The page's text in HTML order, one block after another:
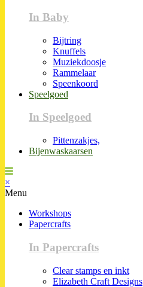
In Baby
Bijtring
Knuffels
Muziekdoosje
Rammelaar
Speenkoord
Speelgoed
In Speelgoed
Pittenzakjes,
Bijenwaskaarsen
×
Menu
Workshops
Papercrafts
In Papercrafts
Clear stamps en inkt
Elizabeth Craft Designs